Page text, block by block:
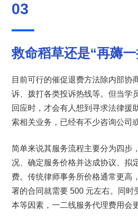
03
救命稻草还是“再薅一
目前可行的催促退费方法除内部协
诉、拨打各类投诉热线等。但当学
回应时，才会有人想到寻求法律援
索相关业务，已经有不少咨询公司
简单来说其服务流程主要分为四步
况、确定服务价格并达成协议、拟
费。传统律师事务所价格通常更高
署的合同就需要 500 元左右。同时
本等因素，一二线服务代理费用会